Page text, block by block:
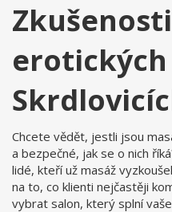
erotických
Chcete vědět, jestli jsou
a bezpečné, jak se o nich
lidé, kteří už masáž
na to, co klienti nejčastěji
vybrat salon, který splní